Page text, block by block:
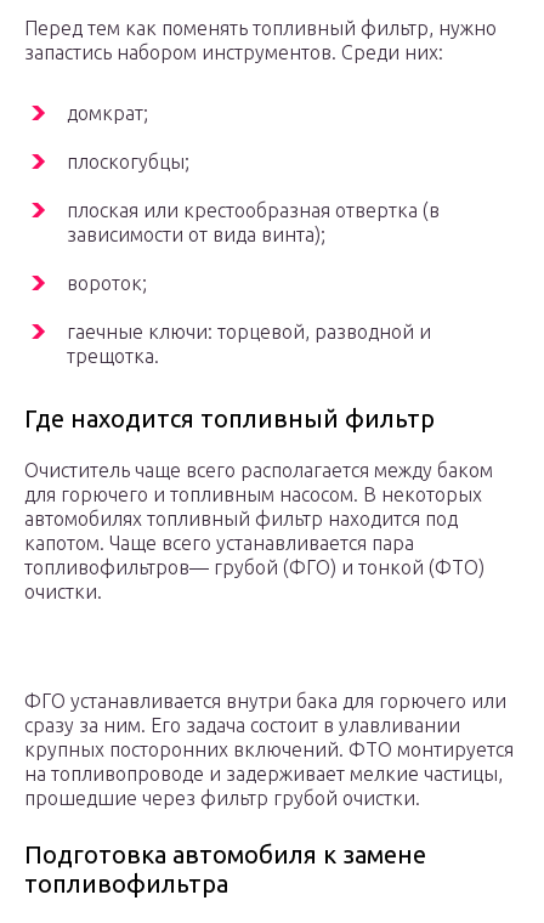
Перед тем как поменять топливный фильтр, нужно
запастись набором инструментов. Среди них:
домкрат;
плоскогубцы;
плоская или крестообразная отвертка (в
зависимости от вида винта);
вороток;
гаечные ключи: торцевой, разводной и
трещотка.
Где находится топливный фильтр
Очиститель чаще всего располагается между баком
для горючего и топливным насосом. В некоторых
автомобилях топливный фильтр находится под
капотом. Чаще всего устанавливается пара
топливофильтров— грубой (ФГО) и тонкой (ФТО)
очистки.
ФГО устанавливается внутри бака для горючего или
сразу за ним. Его задача состоит в улавливании
крупных посторонних включений. ФТО монтируется
на топливопроводе и задерживает мелкие частицы,
прошедшие через фильтр грубой очистки.
Подготовка автомобиля к замене
топливофильтра